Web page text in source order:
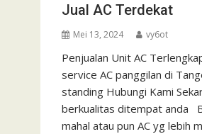
Jual AC Terdekat
Mei 13, 2024 vy6ot
Penjualan Unit AC
service AC panggilan di
standing Hubungi Kami
berkualitas ditempat anda
mahal atau pun AC yg lebih